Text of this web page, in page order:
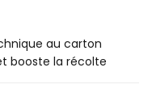
au carton
booste la récolte